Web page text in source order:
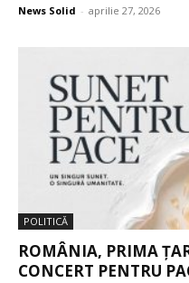
News Solid - aprilie 27, 2026
POLITICĂ
ROMÂNIA, PRIMA
CONCERT PENTRU